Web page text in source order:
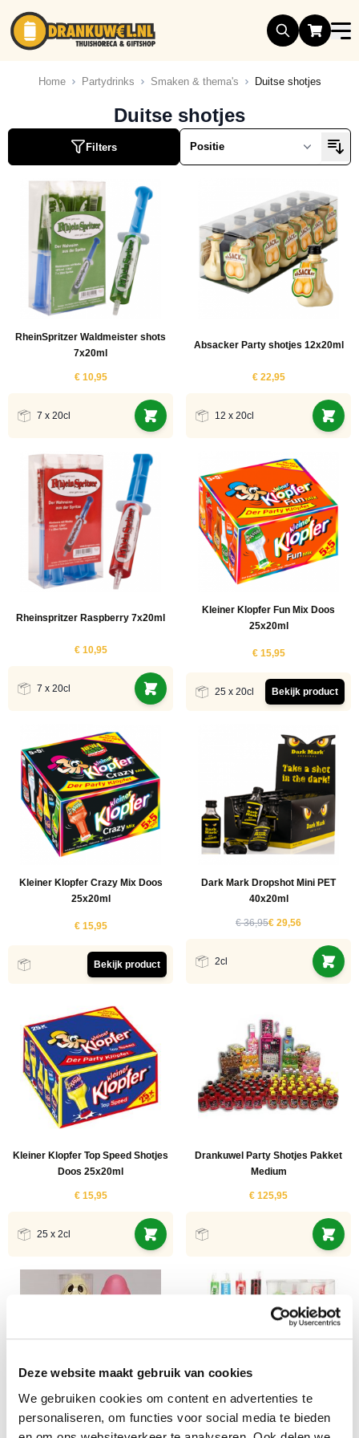
Deze website maakt gebruik van cookies
We gebruiken cookies om content en advertenties te
personaliseren, om functies voor social media te bieden
Ga naar de inhoud
Home Partydrinks Smaken & thema's Duitse shotjes
Duitse shotjes
Filters
RheinSpritzer Waldmeister shots
7x20ml
€ 10,95
7 x 20cl
Absacker Party shotjes 12x20ml
€ 22,95
12 x 20cl
Rheinspritzer Raspberry 7x20ml
€ 10,95
7 x 20cl
Kleiner Klopfer Fun Mix Doos
25x20ml
€ 15,95
25 x 20cl Bekijk product
Kleiner Klopfer Crazy Mix Doos
25x20ml
€ 15,95
Bekijk product
Dark Mark Dropshot Mini PET
40x20ml
€ 36,95€ 29,56
2cl
Kleiner Klopfer Top Speed Shotjes
Doos 25x20ml
€ 15,95
25 x 2cl
Drankuwel Party Shotjes Pakket
Medium
€ 125,95